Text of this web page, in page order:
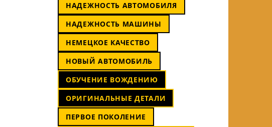
НАДЕЖНОСТЬ АВТОМОБИЛЯ
НАДЕЖНОСТЬ МАШИНЫ
НЕМЕЦКОЕ КАЧЕСТВО
НОВЫЙ АВТОМОБИЛЬ
ОБУЧЕНИЕ ВОЖДЕНИЮ
ОРИГИНАЛЬНЫЕ ДЕТАЛИ
ПЕРВОЕ ПОКОЛЕНИЕ